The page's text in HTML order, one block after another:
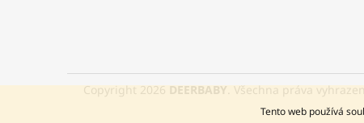
Tento web používá
Copyright 2026DEERBABY. Všechna práva